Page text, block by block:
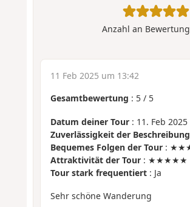
Anzahl an
11 Feb 2025 um 13:42
Gesamtbewertung : 5/ 5
Datum deiner Tour: 11. Feb 2025
Zuverlässigkeit der Beschreibung
Bequemes Folgen der Tour:
Attraktivität der Tour: ★★★★★
Tour stark frequentiert: Ja
Sehr schöne Wanderung